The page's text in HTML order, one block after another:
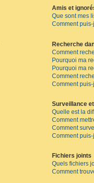
Amis et
Que sont mes
Comment
Recherche
Comment
Pourquoi ma
Pourquoi ma
Comment
Comment
Surveillance
Quelle est la
Comment
Comment
Comment
Fichiers joints
Quels fichiers
Comment